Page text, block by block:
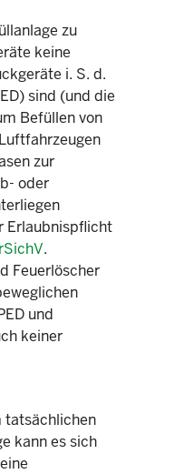
zu
keine
i. S. d.
sind (und die
Befüllen von
zur
oder
Erlaubnispflicht
.
Feuerlöscher
und
keiner
tatsächlichen
kann es sich